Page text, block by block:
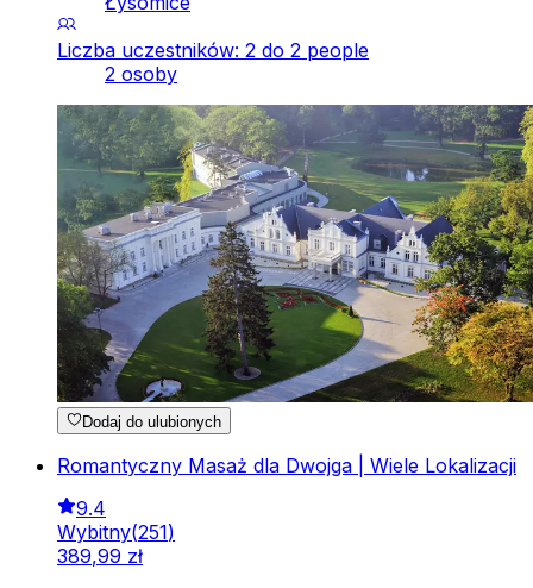
Liczba uczestników: 2 do 2 people
2 osoby
Dodaj do ulubionych
Romantyczny Masaż dla Dwojga | Wiele Lokalizacji
9.4
Wybitny(251)
389,99 zł